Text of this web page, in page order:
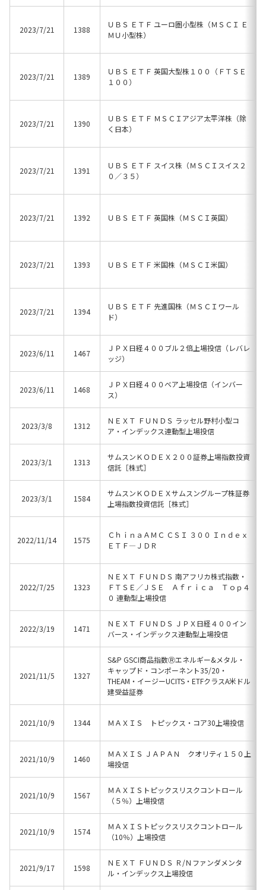
2023/7/21 1388
ＵＢＳ ＥＴＦ ユーロ圏小型株（ＭＳＣＩ Ｅ
ＭＵ小型株）
2023/7/21 1389
ＵＢＳ ＥＴＦ 英国大型株１００（ＦＴＳＥ
１００）
2023/7/21 1390
ＵＢＳ ＥＴＦ ＭＳＣＩアジア太平洋株（除
く日本）
2023/7/21 1391
ＵＢＳ ＥＴＦ スイス株（ＭＳＣＩスイス２
０／３５）
2023/7/21 1392 ＵＢＳ ＥＴＦ 英国株（ＭＳＣＩ英国）
2023/7/21 1393 ＵＢＳ ＥＴＦ 米国株（ＭＳＣＩ米国）
2023/7/21 1394
ＵＢＳ ＥＴＦ 先進国株（ＭＳＣＩワール
ド）
2023/6/11 1467
ＪＰＸ日経４００ブル２倍上場投信（レバレ
ッジ）
2023/6/11 1468
ＪＰＸ日経４００ベア上場投信（インバー
ス）
2023/3/8 1312
ＮＥＸＴ ＦＵＮＤＳ ラッセル野村小型コ
ア・インデックス連動型上場投信
2023/3/1 1313
サムスンＫＯＤＥＸ２００証券上場指数投資
信託［株式］
2023/3/1 1584
サムスンＫＯＤＥＸサムスングループ株証券
上場指数投資信託［株式］
2022/11/14 1575
ＣｈｉｎａＡＭＣ ＣＳＩ ３００ Ｉｎｄｅｘ
ＥＴＦ—ＪＤＲ
2022/7/25 1323
ＮＥＸＴ ＦＵＮＤＳ 南アフリカ株式指数・
ＦＴＳＥ／ＪＳＥ Ａｆｒｉｃａ Ｔｏｐ４
０ 連動型上場投信
2022/3/19 1471
ＮＥＸＴ ＦＵＮＤＳ ＪＰＸ日経４００イン
バース・インデックス連動型上場投信
2021/11/5 1327
S&P GSCI商品指数Ⓡエネルギー&メタル・
キャップド・コンポーネント35/20・
THEAM・イージーUCITS・ETFクラスA米ドル
建受益証券
2021/10/9 1344 ＭＡＸＩＳ トピックス・コア30上場投信
2021/10/9 1460
ＭＡＸＩＳ ＪＡＰＡＮ クオリティ１５０上
場投信
2021/10/9 1567
ＭＡＸＩＳトピックスリスクコントロール
（５％）上場投信
2021/10/9 1574
ＭＡＸＩＳトピックスリスクコントロール
（10％）上場投信
2021/9/17 1598
ＮＥＸＴ ＦＵＮＤＳ Ｒ/Ｎファンダメンタ
ル・インデックス上場投信